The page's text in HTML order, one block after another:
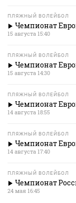
ПЛЯЖНЫЙ ВОЛЕЙБОЛ
Чемпионат
15 августа 15:40
ПЛЯЖНЫЙ ВОЛЕЙБОЛ
Чемпионат
15 августа 14:30
ПЛЯЖНЫЙ ВОЛЕЙБОЛ
Чемпионат
14 августа 18:55
ПЛЯЖНЫЙ ВОЛЕЙБОЛ
Чемпионат
14 августа 17:40
ПЛЯЖНЫЙ ВОЛЕЙБОЛ
Чемпионат
24 мая 16:45